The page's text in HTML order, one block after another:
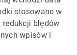
stosowane w
błędów
wpisów i